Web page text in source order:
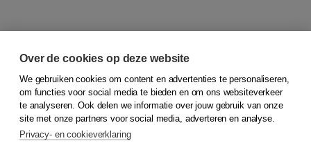
© 2026Koninklijke Boom uitgevers
Over de cookies op deze website
We gebruiken cookies om content en advertenties te personaliseren,
om functies voor social media te bieden en om ons websiteverkeer
te analyseren. Ook delen we informatie over jouw gebruik van onze
site met onze partners voor social media, adverteren en analyse.
Privacy- en cookieverklaring